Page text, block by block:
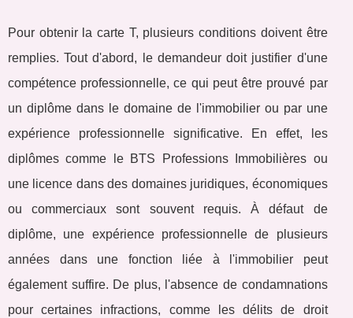
Pour obtenir la carte T, plusieurs conditions doivent être
remplies. Tout d'abord, le demandeur doit justifier d'une
compétence professionnelle, ce qui peut être prouvé par
un diplôme dans le domaine de l'immobilier ou par une
expérience professionnelle significative. En effet, les
diplômes comme le BTS Professions Immobilières ou
une licence dans des domaines juridiques, économiques
ou commerciaux sont souvent requis. À défaut de
diplôme, une expérience professionnelle de plusieurs
années dans une fonction liée à l'immobilier peut
également suffire. De plus, l'absence de condamnations
pour certaines infractions, comme les délits de droit